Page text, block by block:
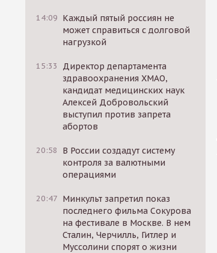
14:09 Каждый пятый россиян не
может справиться с долговой
нагрузкой
15:33
Директор департамента
здравоохранения ХМАО,
кандидат медицинских наук
Алексей Добровольский
выступил против запрета
абортов
20:58
В России создадут систему
контроля за валютными
операциями
20:47 Минкульт запретил показ
последнего фильма Сокурова
на фестивале в Москве. В нем
Сталин, Черчилль, Гитлер и
Муссолини спорят о жизни